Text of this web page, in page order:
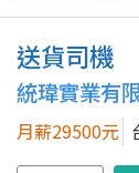
送貨司機
統瑋實業有
月薪29500元